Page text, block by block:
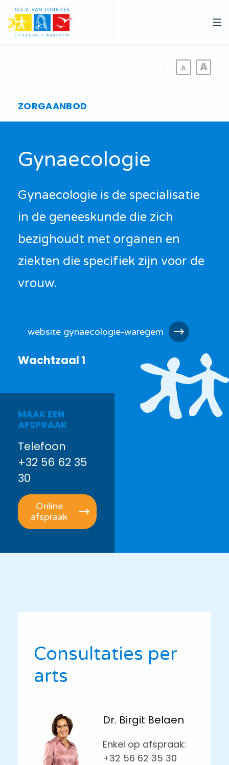
Overslaan
en
naar
ZORGAANBOD
Gynaecologie
Gynaecologie is de specialisatie
in de geneeskunde die zich
bezighoudt met organen en
ziekten die specifiek zijn voor de
vrouw.
website gynaecologie-waregem
Wachtzaal 1
MAAK EEN
AFSPRAAK
Telefoon
+32 56 62 35
30
Online
afspraak
Consultaties per
arts
Dr. Birgit Belaen
Enkel op afspraak:
+32 56 62 35 30